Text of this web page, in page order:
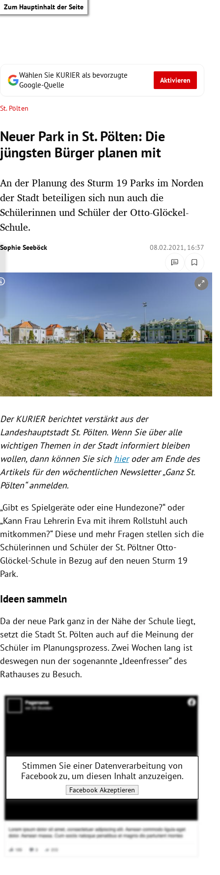
Zum Hauptinhalt der Seite
Untermenü
Untermenü
Untermenü
Untermenü
Untermenü
Untermenü
Untermenü
Untermenü
Untermenü
Wählen Sie KURIER als bevorzugte
Google-Quelle
Aktivieren
St. Pölten
Neuer Park in St. Pölten: Die
jüngsten Bürger planen mit
An der Planung des Sturm 19 Parks im Norden
der Stadt beteiligen sich nun auch die
Schülerinnen und Schüler der Otto-Glöckel-
Schule.
Sophie Seeböck 08.02.2021, 16:37
Copyright-Hinweis öffnen/schließen
Der KURIER berichtet verstärkt aus der
Landeshauptstadt St. Pölten. Wenn Sie über alle
wichtigen Themen in der Stadt informiert bleiben
wollen, dann können Sie sich hieroder am Ende des
Artikels für den wöchentlichen Newsletter „Ganz St.
Pölten“ anmelden.
„Gibt es Spielgeräte oder eine Hundezone?“ oder
„Kann Frau Lehrerin Eva mit ihrem Rollstuhl auch
mitkommen?“ Diese und mehr Fragen stellen sich die
Schülerinnen und Schüler der St. Pöltner Otto-
Glöckel-Schule in Bezug auf den neuen Sturm 19
Park.
Ideen sammeln
Da der neue Park ganz in der Nähe der Schule liegt,
setzt die Stadt St. Pölten auch auf die Meinung der
Schüler im Planungsprozess. Zwei Wochen lang ist
deswegen nun der sogenannte „Ideenfresser“ des
Rathauses zu Besuch.
Stimmen Sie einer Datenverarbeitung von
Facebookzu, um diesen Inhalt anzuzeigen.
Facebook Akzeptieren